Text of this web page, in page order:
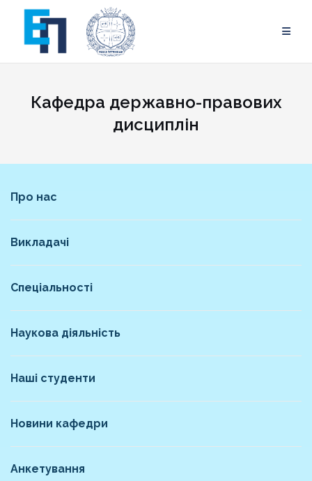
content
Кафедра державно-правових
дисциплін
Про нас
Викладачі
Спеціальності
Наукова діяльність
Наші студенти
Новини кафедри
Анкетування